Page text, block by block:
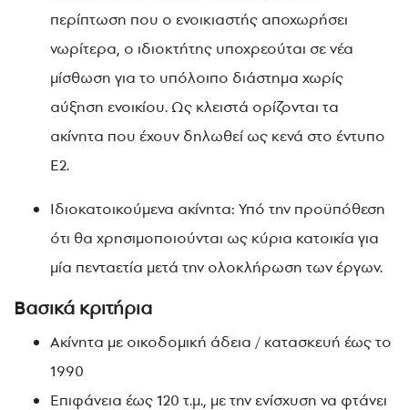
περίπτωση που ο ενοικιαστής αποχωρήσει
νωρίτερα, ο ιδιοκτήτης υποχρεούται σε νέα
μίσθωση για το υπόλοιπο διάστημα χωρίς
αύξηση ενοικίου. Ως κλειστά ορίζονται τα
ακίνητα που έχουν δηλωθεί ως κενά στο έντυπο
Ε2.
Ιδιοκατοικούμενα ακίνητα: Υπό την προϋπόθεση
ότι θα χρησιμοποιούνται ως κύρια κατοικία για
μία πενταετία μετά την ολοκλήρωση των έργων.
Βασικά κριτήρια
Ακίνητα με οικοδομική άδεια / κατασκευή έως το
1990
Επιφάνεια έως 120 τ.μ., με την ενίσχυση να φτάνει